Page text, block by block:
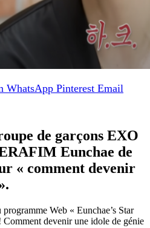
WhatsApp Pinterest Email
de garçons EXO
Eunchae de
« comment devenir
Web « Eunchae’s Star
devenir une idole de génie